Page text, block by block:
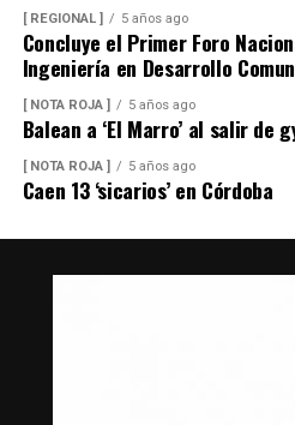
[ REGIONAL ] 5 años ago
Concluye el Primer Foro
Ingeniería en Desarrollo
[ NOTA ROJA ] 5 años ago
Balean a ‘El Marro’ al salir de
[ NOTA ROJA ] 5 años ago
Caen 13 ‘sicarios’ en Córdoba